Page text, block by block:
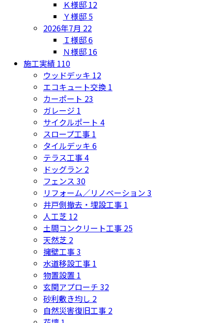
Ｋ様邸 12
Ｙ様邸 5
2026年7月 22
Ｉ様邸6
Ｎ様邸 16
施工実績 110
ウッドデッキ 12
エコキュート交換 1
カーポート 23
ガレージ 1
サイクルポート 4
スロープ工事 1
タイルデッキ 6
テラス工事4
ドッグラン 2
フェンス 30
リフォーム／リノベーション 3
井戸側撤去・埋設工事 1
人工芝 12
土間コンクリート工事 25
天然芝 2
擁壁工事3
水道移設工事 1
物置設置 1
玄関アプローチ 32
砂利敷き均し 2
自然災害復旧工事 2